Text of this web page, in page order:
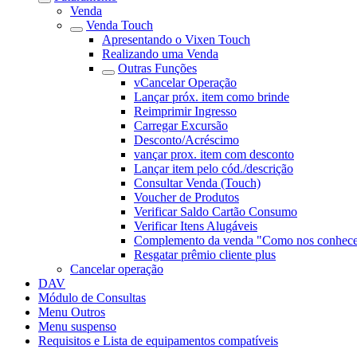
Venda
Venda Touch
Apresentando o Vixen Touch
Realizando uma Venda
Outras Funções
vCancelar Operação
Lançar próx. item como brinde
Reimprimir Ingresso
Carregar Excursão
Desconto/Acréscimo
vançar prox. item com desconto
Lançar item pelo cód./descrição
Consultar Venda (Touch)
Voucher de Produtos
Verificar Saldo Cartão Consumo
Verificar Itens Alugáveis
Complemento da venda "Como nos
Resgatar prêmio cliente plus
Cancelar operação
DAV
Módulo de Consultas
Menu Outros
Menu suspenso
Requisitos e Lista de equipamentos compatíveis